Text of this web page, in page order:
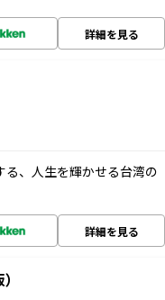
詳細を見る
、人生を輝かせる台湾の
詳細を見る